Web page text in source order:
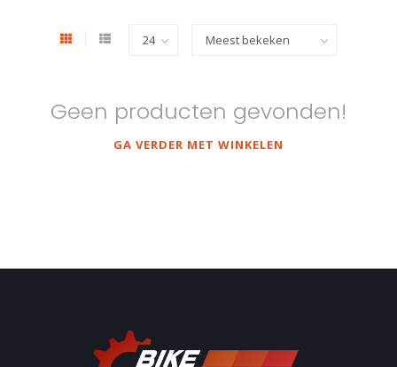
Geen producten gevonden!
GA VERDER MET WINKELEN